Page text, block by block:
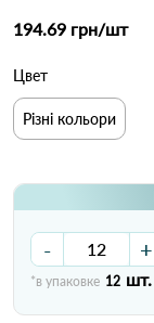
194.69 грн/шт
Цвет
Різні кольори
- +
*в упаковке 12 шт.